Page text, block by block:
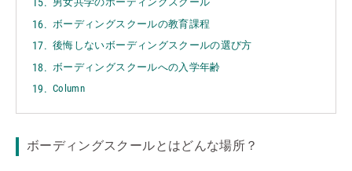
ボーディングスクールの教育課程
後悔しないボーディングスクールの選び方
ボーディングスクールへの入学年齢
Column
ボーディングスクールとはどんな場所？